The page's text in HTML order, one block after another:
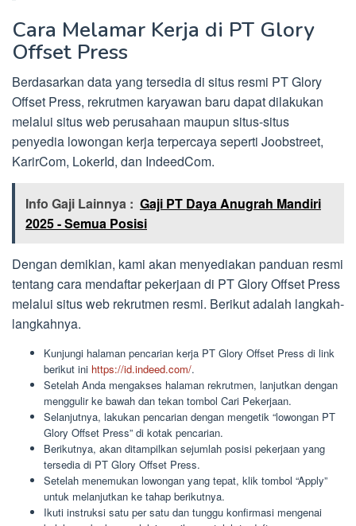
Cara Melamar Kerja di PT Glory
Offset Press
Berdasarkan data yang tersedia di situs resmi PT Glory
Offset Press, rekrutmen karyawan baru dapat dilakukan
melalui situs web perusahaan maupun situs-situs
penyedia lowongan kerja terpercaya seperti Joobstreet,
KarirCom, LokerId, dan IndeedCom.
Info Gaji Lainnya : Gaji PT Daya Anugrah Mandiri
2025 - Semua Posisi
Dengan demikian, kami akan menyediakan panduan resmi
tentang cara mendaftar pekerjaan di PT Glory Offset Press
melalui situs web rekrutmen resmi. Berikut adalah langkah-
langkahnya.
Kunjungi halaman pencarian kerja PT Glory Offset Press di link
berikut ini https://id.indeed.com/.
Setelah Anda mengakses halaman rekrutmen, lanjutkan dengan
menggulir ke bawah dan tekan tombol Cari Pekerjaan.
Selanjutnya, lakukan pencarian dengan mengetik “lowongan PT
Glory Offset Press” di kotak pencarian.
Berikutnya, akan ditampilkan sejumlah posisi pekerjaan yang
tersedia di PT Glory Offset Press.
Setelah menemukan lowongan yang tepat, klik tombol “Apply”
untuk melanjutkan ke tahap berikutnya.
Ikuti instruksi satu per satu dan tunggu konfirmasi mengenai